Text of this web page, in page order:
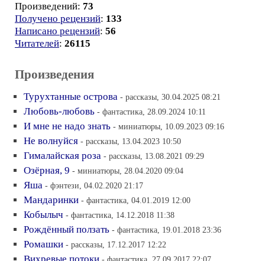
Произведений: 73
Получено рецензий: 133
Написано рецензий: 56
Читателей: 26115
Произведения
Турухтанные острова - рассказы, 30.04.2025 08:21
Любовь-любовь - фантастика, 28.09.2024 10:11
И мне не надо знать - миниатюры, 10.09.2023 09:16
Не волнуйся - рассказы, 13.04.2023 10:50
Гималайская роза - рассказы, 13.08.2021 09:29
Озёрная, 9 - миниатюры, 28.04.2020 09:04
Яша - фэнтези, 04.02.2020 21:17
Мандаринки - фантастика, 04.01.2019 12:00
Кобылыч - фантастика, 14.12.2018 11:38
Рождённый ползать - фантастика, 19.01.2018 23:36
Ромашки - рассказы, 17.12.2017 12:22